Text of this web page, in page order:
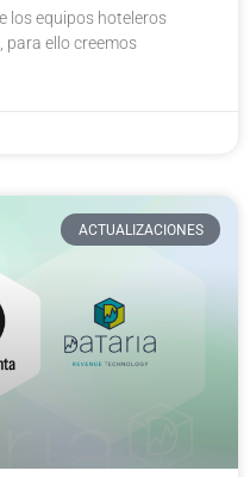
los equipos hoteleros
para ello creemos
ACTUALIZACIONES